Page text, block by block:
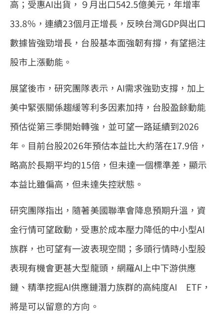
高；受惠AI出貨，９月出口542.5億美元，年增率
33.8％，連續23個月正增長，反映台灣GDP與出口
數據皆強勁增長，台股基本面強韌有撐，有望挹注
股市上漲動能。
展望後市，研究團隊表示，AI需求強勁支撐，加上
美中緊張關係趨緩等利多因素加持，台股盈餘動能
預估從第三季開始轉強，並可望一路延續到2026
年。目前台股2026年預估本益比大約落在17.9倍，
略高於長期平均的15倍，但未達一個標準差，顯示
本益比雖偏高，但未達失控狀態。
研究團隊指出，隨著美國聯準會降息預期升溫，資
金行情可望啟動，受惠於成本壓力降低的中小型AI
族群，也可望有一波表現空間；多頭行情時小型股
表現有機會更甚大型龍頭，網羅AI上中下游供應
鏈、精準挖掘AI供應鏈潛力族群的高純度AI ETF，
將是可以留意的方向。